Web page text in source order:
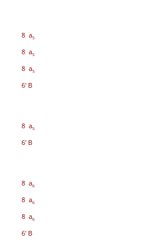
8 a5
8 a5
8 a5
6' B
8 a5
6' B
8 a6
8 a6
8 a6
6' B